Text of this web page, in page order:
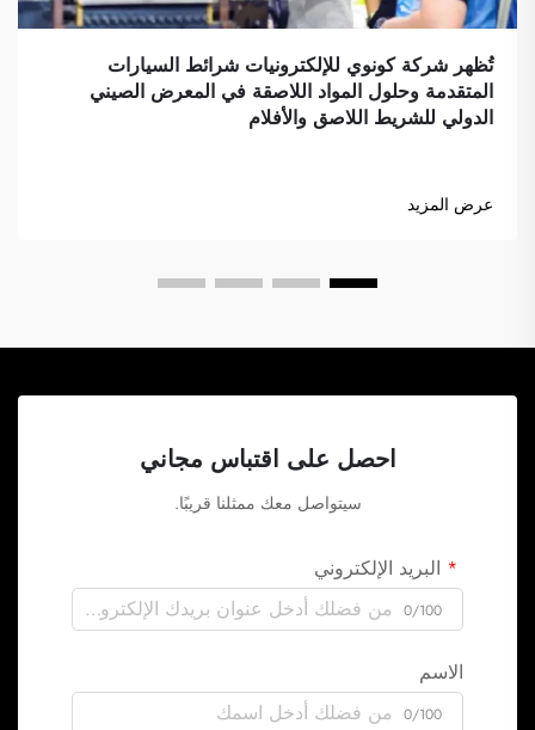
تُظهر شركة كونوي للإلكترونيات شرائط السيارات
المتقدمة وحلول المواد اللاصقة في المعرض الصيني
الدولي للشريط اللاصق والأفلام
عرض المزيد
احصل على اقتباس مجاني
سيتواصل معك ممثلنا قريبًا.
البريد الإلكتروني
0/100
الاسم
0/100